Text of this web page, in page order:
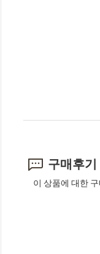
구매후기
이 상품에 대한